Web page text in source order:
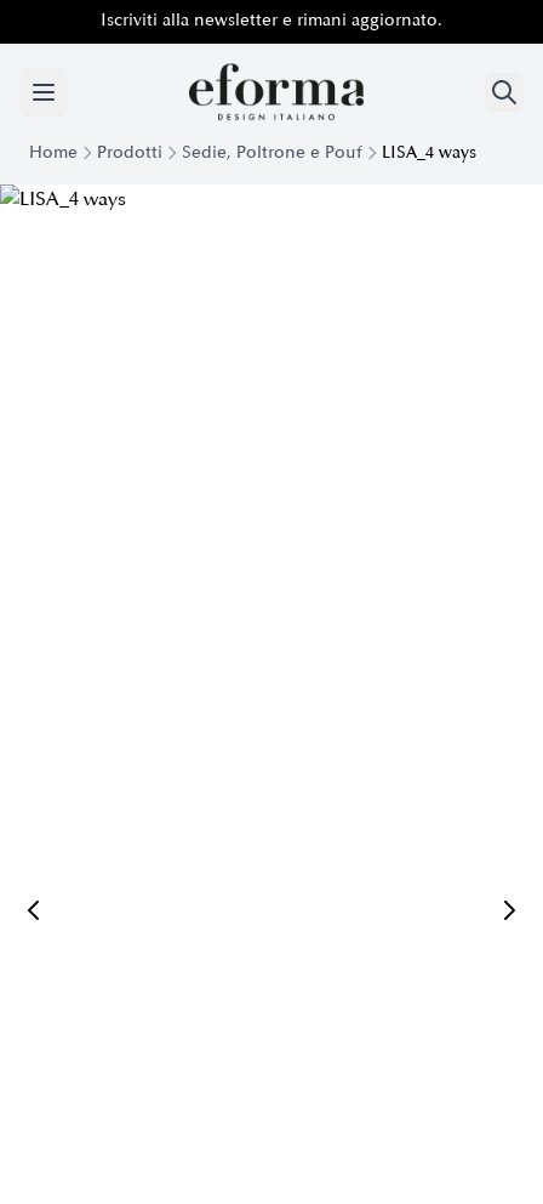
Iscriviti alla newsletter e rimani aggiornato.
Home Prodotti Sedie, Poltrone e Pouf LISA_4 ways
Sedia Girevole Lisa 4 Ways Eforma